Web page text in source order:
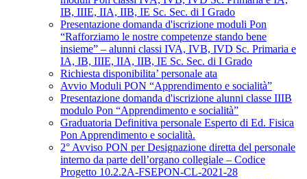
IB, IIIE, IIA, IIB, IE Sc. Sec. di I Grado
Presentazione domanda d'iscrizione moduli Pon
“Rafforziamo le nostre competenze stando bene
insieme” – alunni classi IVA, IVB, IVD Sc. Primaria e
IA, IB, IIIE, IIA, IIB, IE Sc. Sec. di I Grado
Richiesta disponibilita’ personale ata
Avvio Moduli PON “Apprendimento e socialità”
Presentazione domanda d'iscrizione alunni classe IIIB
modulo Pon “Apprendimento e socialità”
Graduatoria Definitiva personale Esperto di Ed. Fisica
Pon Apprendimento e socialità.
2° Avviso PON per Designazione diretta del personale
interno da parte dell’organo collegiale – Codice
Progetto 10.2.2A-FSEPON-CL-2021-28